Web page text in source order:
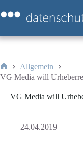
Inhalt
springen
Start
Allgemein
VG Media will
VG Media will
24.04.2019